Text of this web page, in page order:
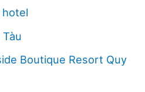
hotel
Boutique Resort Quy